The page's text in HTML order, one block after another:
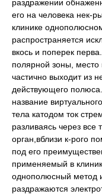
раздражении
его на человека нек-
клинике
распространяется
вкось и поперек
полярной зоны,
частично выходит из
действующего
название
тела катодом ток
разливаясь через
орган,вблизи к-рого
под его
применяемый в
однополюсный метод
раздражаются